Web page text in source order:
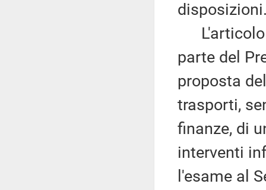
L'articolo
parte del
proposta
trasporti,
finanze, di
interventi
l'esame al